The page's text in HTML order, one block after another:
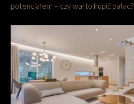
potencjałem – czy warto kupić pałac?